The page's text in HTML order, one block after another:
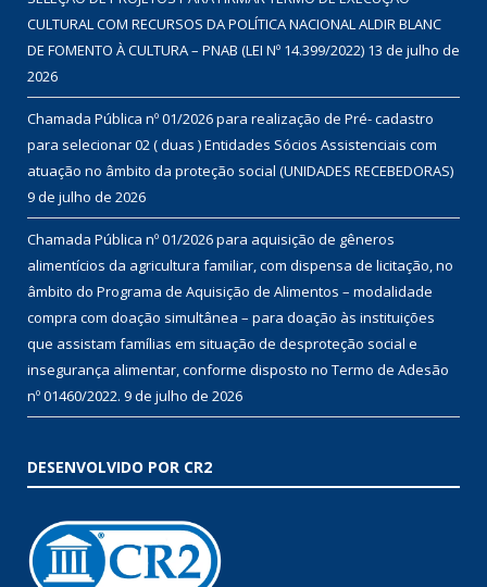
CULTURAL COM RECURSOS DA POLÍTICA NACIONAL ALDIR BLANC
DE FOMENTO À CULTURA – PNAB (LEI Nº 14.399/2022) 13 de julho de
2026
Chamada Pública nº 01/2026 para realização de Pré- cadastro
para selecionar 02 ( duas ) Entidades Sócios Assistenciais com
atuação no âmbito da proteção social (UNIDADES RECEBEDORAS)
9 de julho de 2026
Chamada Pública nº 01/2026 para aquisição de gêneros
alimentícios da agricultura familiar, com dispensa de licitação, no
âmbito do Programa de Aquisição de Alimentos – modalidade
compra com doação simultânea – para doação às instituições
que assistam famílias em situação de desproteção social e
insegurança alimentar, conforme disposto no Termo de Adesão
nº 01460/2022. 9 de julho de 2026
DESENVOLVIDO POR CR2